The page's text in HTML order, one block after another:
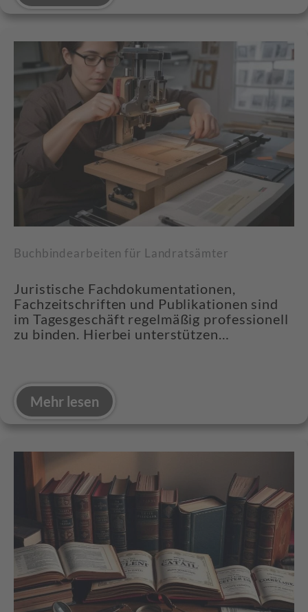
Buchbindearbeiten für Landratsämter
Juristische Fachdokumentationen,
Fachzeitschriften und Publikationen sind
im Tagesgeschäft regelmäßig professionell
zu binden. Hierbei unterstützen…
Mehr lesen